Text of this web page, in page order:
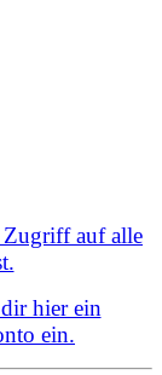
Zugriff auf alle
hier ein
ein.